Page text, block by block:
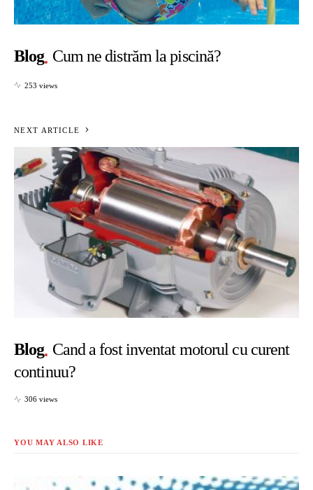
Blog Cum ne distrăm la piscină?
253 views
NEXT ARTICLE
Blog Cand a fost inventat motorul cu curent
continuu?
306 views
YOU MAY ALSO LIKE